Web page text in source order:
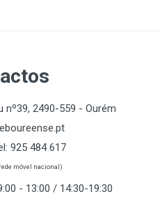
nº39, 2490-559 - Ourém
925 484 617
móvel nacional)
- 13:00 / 14:30-19:30